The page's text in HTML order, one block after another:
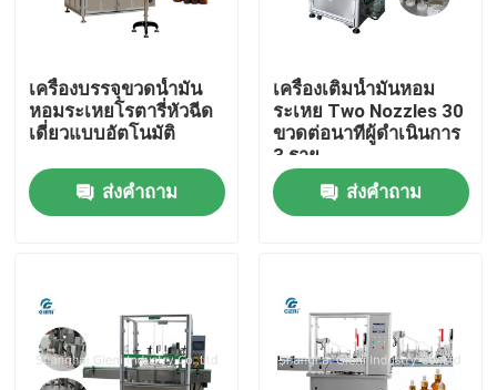
สินค้า
เครื่องบรรจุขวดน้ำมัน
หอมระเหยโรตารี่หัวฉีด
เดี่ยวแบบอัตโนมัติ
ส่งคำถาม
เครื่องเติมน้ำมันหอม
ระเหย Two Nozzles 30
ขวดต่อนาทีผู้ดำเนินการ
3 ราย
ส่งคำถาม